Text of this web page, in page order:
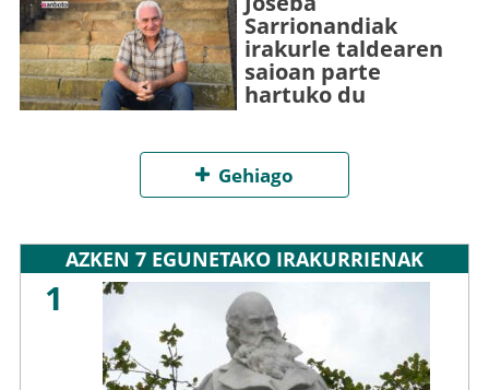
Sarrionandiak
irakurle taldearen
saioan parte
hartuko du
Gehiago
AZKEN 7 EGUNETAKO IRAKURRIENAK
1